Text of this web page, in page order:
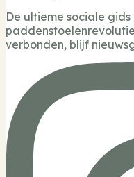
De ultieme sociale
verbonden, blijf